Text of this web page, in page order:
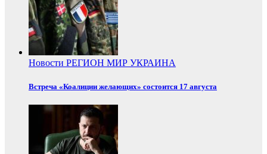
Новости РЕГИОН МИР УКРАИНА
Встреча «Коалиции желающих» состоится 17 августа